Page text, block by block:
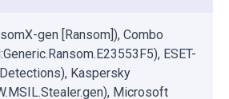
gen [Ransom]), Combo
ESET-
Kaspersky
Microsoft